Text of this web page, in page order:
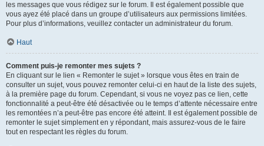
les messages que vous rédigez sur le forum. Il est également possible que
vous ayez été placé dans un groupe d’utilisateurs aux permissions limitées.
Pour plus d’informations, veuillez contacter un administrateur du forum.
Haut
Comment puis-je remonter mes sujets ?
En cliquant sur le lien « Remonter le sujet » lorsque vous êtes en train de
consulter un sujet, vous pouvez remonter celui-ci en haut de la liste des sujets,
à la première page du forum. Cependant, si vous ne voyez pas ce lien, cette
fonctionnalité a peut-être été désactivée ou le temps d’attente nécessaire entre
les remontées n’a peut-être pas encore été atteint. Il est également possible de
remonter le sujet simplement en y répondant, mais assurez-vous de le faire
tout en respectant les règles du forum.